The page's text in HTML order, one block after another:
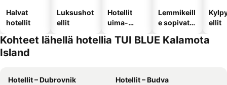
Halvat
hotellit
Luksushot
ellit
Hotellit
uima-
Lemmikeill
e sopivat
ellit
Kohteet lähellä hotellia TUI BLUE Kalamota
Island
Hotellit – Dubrovnik
Hotellit – Budva